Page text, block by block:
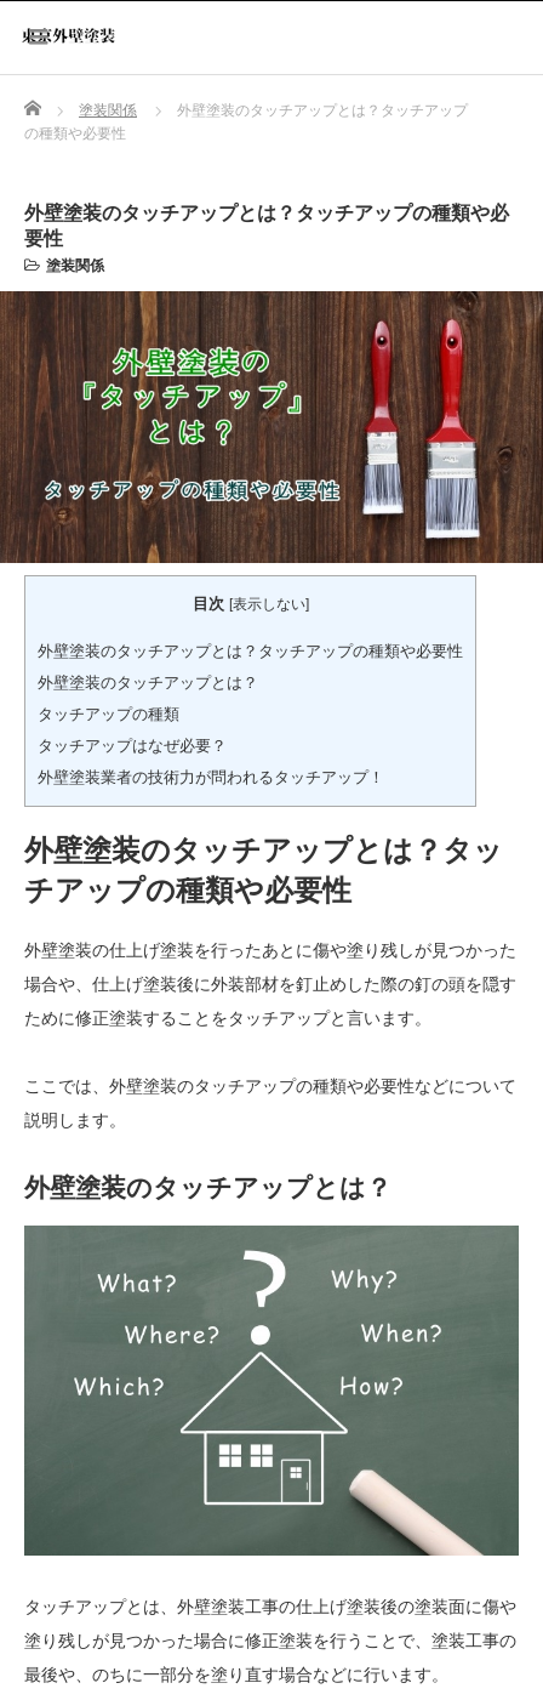
Home 塗装関係
外壁塗装のタッチアップとは？タッチアップ
の種類や必要性
外壁塗装のタッチアップとは？タッチアップの種類や必
要性
塗装関係
目次 [表示しない]
外壁塗装のタッチアップとは？タッチアップの種類や必要性
外壁塗装のタッチアップとは？
タッチアップの種類
タッチアップはなぜ必要？
外壁塗装業者の技術力が問われるタッチアップ！
外壁塗装のタッチアップとは？タッ
チアップの種類や必要性
外壁塗装の仕上げ塗装を行ったあとに傷や塗り残しが見つかった
場合や、仕上げ塗装後に外装部材を釘止めした際の釘の頭を隠す
ために修正塗装することをタッチアップと言います。
ここでは、外壁塗装のタッチアップの種類や必要性などについて
説明します。
外壁塗装のタッチアップとは？
タッチアップとは、外壁塗装工事の仕上げ塗装後の塗装面に傷や
塗り残しが見つかった場合に修正塗装を行うことで、塗装工事の
最後や、のちに一部分を塗り直す場合などに行います。